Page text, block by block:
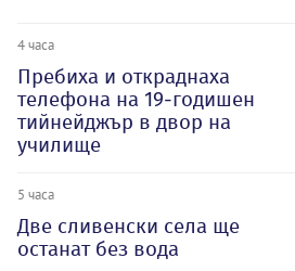
4 часа
Пребиха и откраднаха
телефона на 19-годишен
тийнейджър в двор на
училище
5 часа
Две сливенски села ще
останат без вода